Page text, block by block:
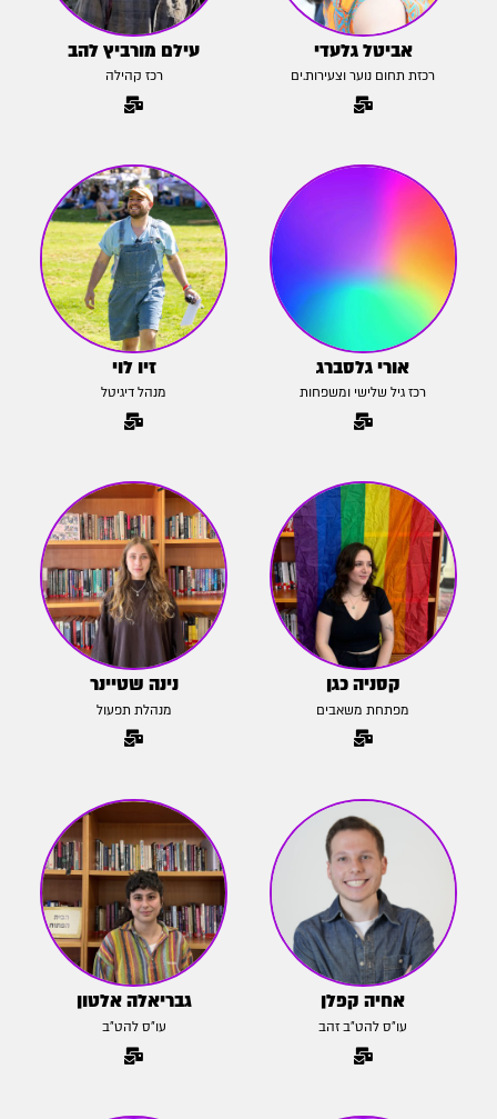
אביטל גלעדי
רכזת תחום נוער וצעירות.ים
עילם מורביץ להב
רכז קהילה
אורי גלסברג
רכז גיל שלישי ומשפחות
זיו לוי
מנהל דיגיטל
קסניה כגן
מפתחת משאבים
נינה שטיינר
מנהלת תפעול
אחיה קפלן
עו״ס להט״ב זהב
גבריאלה אלטון
עו״ס להט״ב